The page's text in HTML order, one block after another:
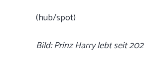
(hub/spot)
Bild: Prinz Harry lebt seit